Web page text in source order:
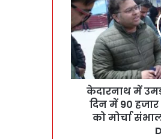
केदारनाथ में
दिन में 90 हजार
को मोर्चा